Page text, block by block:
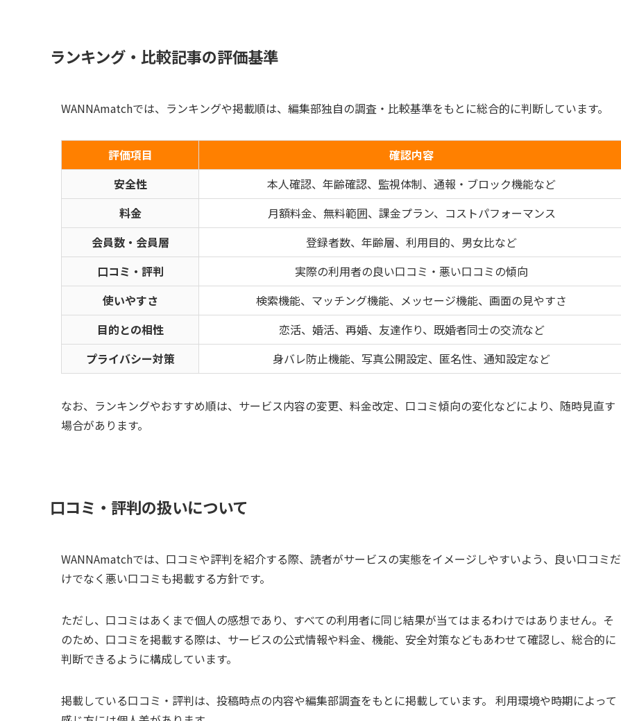
ランキング・比較記事の評価基準
WANNAmatchでは、ランキングや掲載順は、編集部独自の調査・比較基準をもとに総合的に判断しています。
評価項目
確認内容
安全性
本人確認、年齢確認、監視体制、通報・ブロック機能など
料金
月額料金、無料範囲、課金プラン、コストパフォーマンス
会員数・会員層
登録者数、年齢層、利用目的、男女比など
口コミ・評判
実際の利用者の良い口コミ・悪い口コミの傾向
使いやすさ
検索機能、マッチング機能、メッセージ機能、画面の見やすさ
目的との相性
恋活、婚活、再婚、友達作り、既婚者同士の交流など
プライバシー対策
身バレ防止機能、写真公開設定、匿名性、通知設定など
なお、ランキングやおすすめ順は、サービス内容の変更、料金改定、口コミ傾向の変化などにより、随時見直す
場合があります。
口コミ・評判の扱いについて
WANNAmatchでは、口コミや評判を紹介する際、読者がサービスの実態をイメージしやすいよう、良い口コミだ
けでなく悪い口コミも掲載する方針です。
ただし、口コミはあくまで個人の感想であり、すべての利用者に同じ結果が当てはまるわけではありません。そ
のため、口コミを掲載する際は、サービスの公式情報や料金、機能、安全対策などもあわせて確認し、総合的に
判断できるように構成しています。
掲載している口コミ・評判は、投稿時点の内容や編集部調査をもとに掲載しています。 利用環境や時期によって